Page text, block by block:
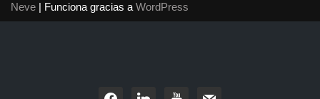
Neve | Funciona gracias a WordPress